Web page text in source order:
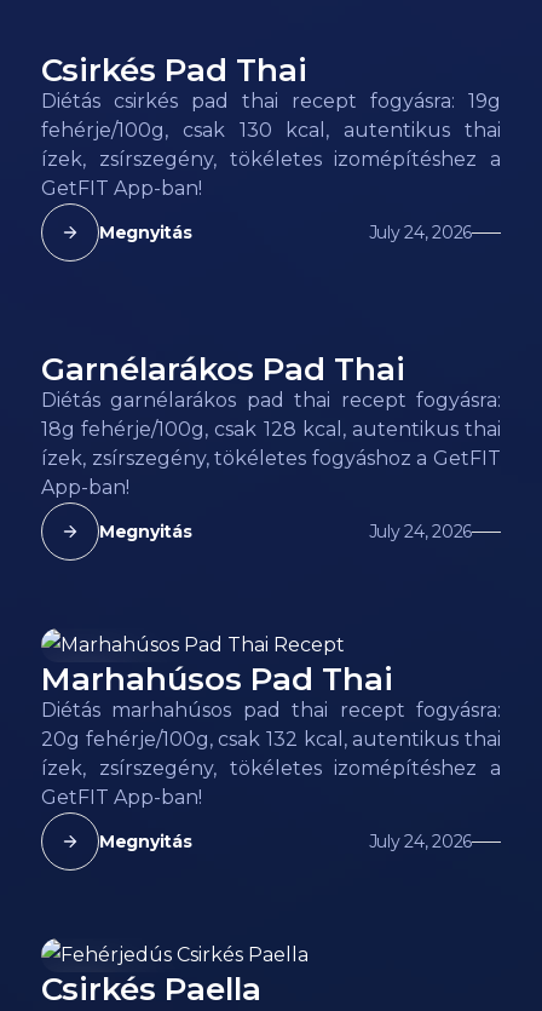
130 kcal
Csirkés Pad Thai
Diétás csirkés pad thai recept fogyásra: 19g
fehérje/100g, csak 130 kcal, autentikus thai
ízek, zsírszegény, tökéletes izomépítéshez a
GetFIT App-ban!
Megnyitás July 24, 2026
128kcal
Garnélarákos Pad Thai
Diétás garnélarákos pad thai recept fogyásra:
18g fehérje/100g, csak 128 kcal, autentikus thai
ízek, zsírszegény, tökéletes fogyáshoz a GetFIT
App-ban!
Megnyitás July 24, 2026
132kcal
Marhahúsos Pad Thai
Diétás marhahúsos pad thai recept fogyásra:
20g fehérje/100g, csak 132 kcal, autentikus thai
ízek, zsírszegény, tökéletes izomépítéshez a
GetFIT App-ban!
Megnyitás July 24, 2026
118kcal
Csirkés Paella